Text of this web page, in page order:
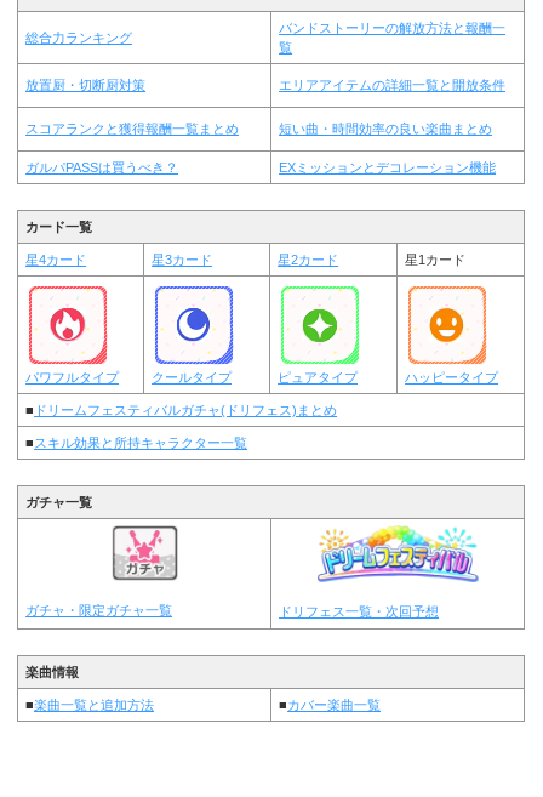
総合力ランキング
バンドストーリーの解放方法と報酬一
覧
放置厨・切断厨対策 エリアアイテムの詳細一覧と開放条件
スコアランクと獲得報酬一覧まとめ 短い曲・時間効率の良い楽曲まとめ
ガルパPASSは買うべき？ EXミッションとデコレーション機能
カード一覧
星4カード 星3カード 星2カード 星1カード
パワフルタイプ クールタイプ ピュアタイプ ハッピータイプ
■ ドリームフェスティバルガチャ(ドリフェス)まとめ
■スキル効果と所持キャラクター一覧
ガチャ一覧
ガチャ・限定ガチャ一覧 ドリフェス一覧・次回予想
楽曲情報
■楽曲一覧と追加方法 ■カバー楽曲一覧